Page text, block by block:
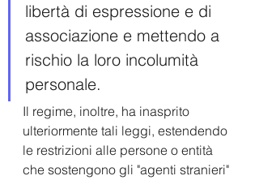
libertà di espressione e di
associazione e mettendo a
rischio la loro incolumità
personale.
Il regime, inoltre, ha inasprito
ulteriormente tali leggi, estendendo
le restrizioni alle persone o entità
che sostengono gli "agenti stranieri"